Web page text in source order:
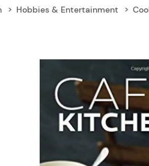
Hobbies & Entertainment